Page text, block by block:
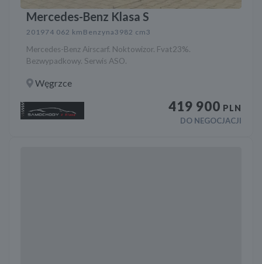
Mercedes-Benz Klasa S
201974 062 km Benzyna3982 cm3
Mercedes-Benz Airscarf. Noktowizor. Fvat23%.
Bezwypadkowy. Serwis ASO.
Węgrzce
419 900 PLN
DO NEGOCJACJI